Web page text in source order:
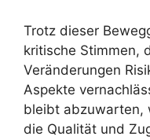
Trotz dieser
kritische Stimmen,
Veränderungen
Aspekte
bleibt abzuwarten,
die Qualität und